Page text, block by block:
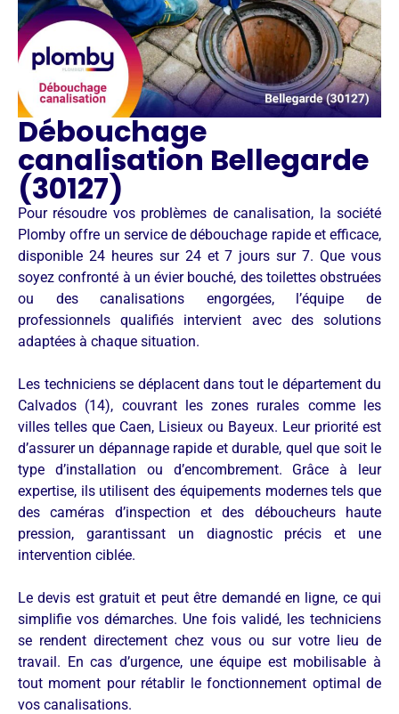
Débouchage
canalisation Bellegarde
(30127)
Pour résoudre vos problèmes de canalisation, la société
Plomby offre un service de débouchage rapide et efficace,
disponible 24 heures sur 24 et 7 jours sur 7. Que vous
soyez confronté à un évier bouché, des toilettes obstruées
ou des canalisations engorgées, l’équipe de
professionnels qualifiés intervient avec des solutions
adaptées à chaque situation.
Les techniciens se déplacent dans tout le département du
Calvados (14), couvrant les zones rurales comme les
villes telles que Caen, Lisieux ou Bayeux. Leur priorité est
d’assurer un dépannage rapide et durable, quel que soit le
type d’installation ou d’encombrement. Grâce à leur
expertise, ils utilisent des équipements modernes tels que
des caméras d’inspection et des déboucheurs haute
pression, garantissant un diagnostic précis et une
intervention ciblée.
Le devis est gratuit et peut être demandé en ligne, ce qui
simplifie vos démarches. Une fois validé, les techniciens
se rendent directement chez vous ou sur votre lieu de
travail. En cas d’urgence, une équipe est mobilisable à
tout moment pour rétablir le fonctionnement optimal de
vos canalisations.